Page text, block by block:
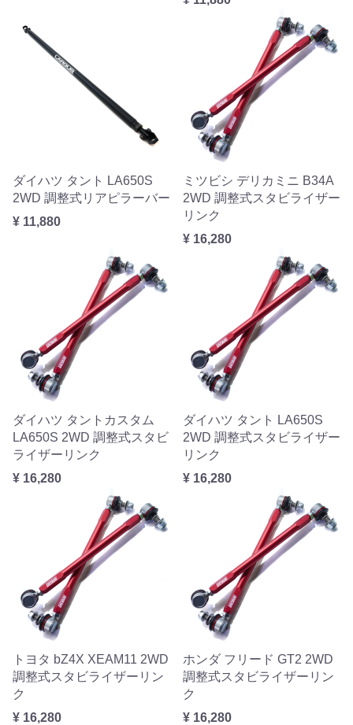
ダイハツ タント LA650S
2WD 調整式リアピラーバー
¥ 11,880
ミツビシ デリカミニ B34A
2WD 調整式スタビライザー
リンク
¥ 16,280
ダイハツ タントカスタム
LA650S 2WD 調整式スタビ
ライザーリンク
¥ 16,280
ダイハツ タント LA650S
2WD 調整式スタビライザー
リンク
¥ 16,280
トヨタ bZ4X XEAM11 2WD
調整式スタビライザーリン
ク
¥ 16,280
ホンダ フリード GT2 2WD
調整式スタビライザーリン
ク
¥ 16,280